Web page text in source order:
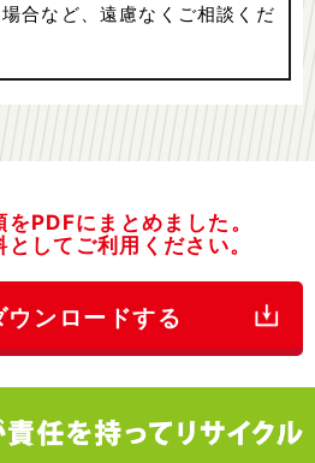
合など、遠慮なくご相談くだ
PDFにまとめました。
してご利用ください。
ウンロードする